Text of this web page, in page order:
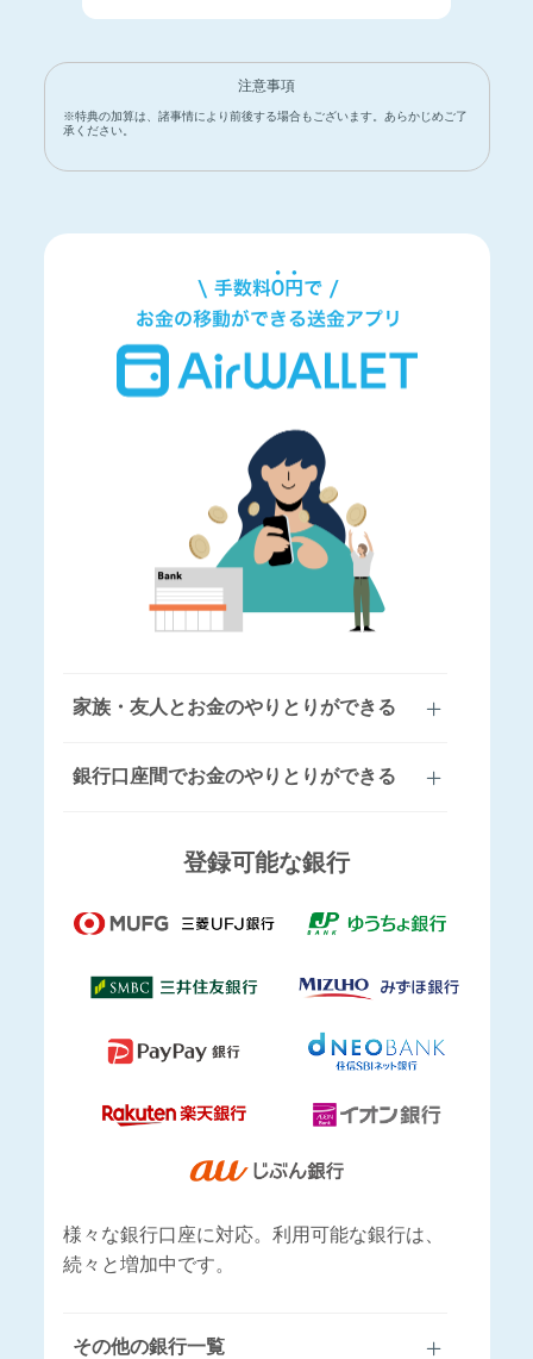
注意事項
※特典の加算は、諸事情により前後する場合もございます。あらかじめご了
承ください。
家族・友人とお金のやりとりができる
銀行口座間でお金のやりとりができる
登録可能な銀行
様々な銀行口座に対応。利用可能な銀行は、
続々と増加中です。
その他の銀行一覧